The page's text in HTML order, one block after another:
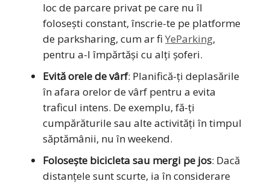
loc de parcare privat pe care nu îl
folosești constant, înscrie-te pe platforme
de parksharing, cum ar fi YeParking,
pentru a-l împărtăși cu alți șoferi.
Evită orele de vârf: Planifică-ți deplasările
în afara orelor de vârf pentru a evita
traficul intens. De exemplu, fă-ți
cumpărăturile sau alte activități în timpul
săptămânii, nu în weekend.
Folosește bicicleta sau mergi pe jos: Dacă
distanțele sunt scurte, ia în considerare